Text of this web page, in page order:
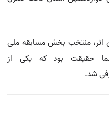
منتخب بخش مسابقه ملی
حقیقت بود که یکی از
شد.